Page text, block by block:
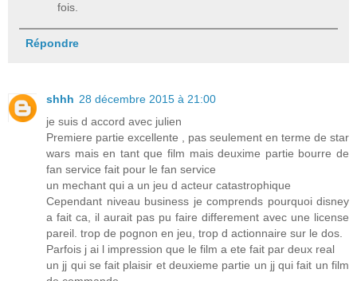
fois.
Répondre
shhh 28 décembre 2015 à 21:00
je suis d accord avec julien
Premiere partie excellente , pas seulement en terme de star
wars mais en tant que film mais deuxime partie bourre de
fan service fait pour le fan service
un mechant qui a un jeu d acteur catastrophique
Cependant niveau business je comprends pourquoi disney
a fait ca, il aurait pas pu faire differement avec une license
pareil. trop de pognon en jeu, trop d actionnaire sur le dos.
Parfois j ai l impression que le film a ete fait par deux real
un jj qui se fait plaisir et deuxieme partie un jj qui fait un film